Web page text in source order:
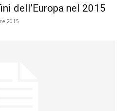
dell’Europa nel 2015
2015